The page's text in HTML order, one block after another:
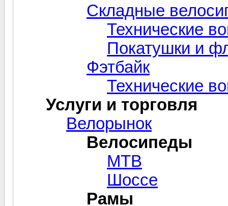
Складные
Технические
Покатушки и
Фэтбайк
Технические
Услуги и торговля
Велорынок
Велосипеды
MTB
Шоссе
Рамы